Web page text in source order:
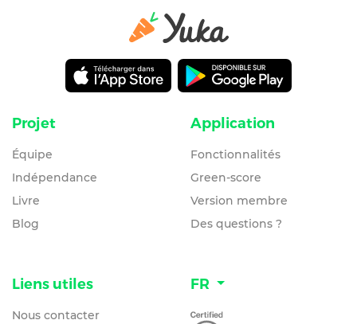
Projet
Équipe
Indépendance
Livre
Blog
Application
Fonctionnalités
Green-score
Version membre
Des questions ?
Liens utiles
Nous contacter
FR